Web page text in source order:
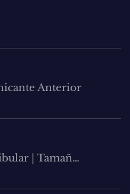
Anterior
| Tamañ…